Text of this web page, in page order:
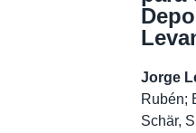
Jorge
Rubén;
Schär,